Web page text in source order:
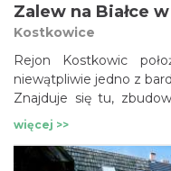
Zalew na Białce
Kostkowice
Rejon Kostkowic
niewątpliwie jedno z
Znajduje się tu,
zbiornik wodny,
Poniżej znajdują się
plażowania i kąpieli
więcej >>